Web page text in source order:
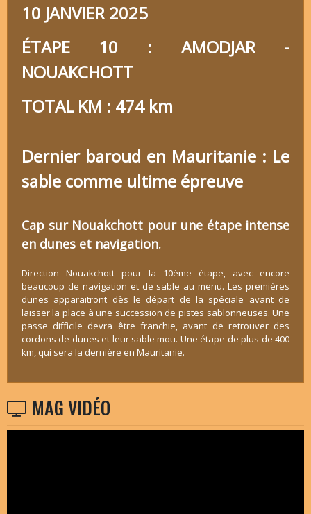
10 JANVIER 2025
ÉTAPE 10 : AMODJAR -
NOUAKCHOTT
TOTAL KM : 474 km
Dernier baroud en Mauritanie : Le
sable comme ultime épreuve
Cap sur Nouakchott pour une étape intense
en dunes et navigation.
Direction Nouakchott pour la 10ème étape, avec encore
beaucoup de navigation et de sable au menu. Les premières
dunes apparaitront dès le départ de la spéciale avant de
laisser la place à une succession de pistes sablonneuses. Une
passe difficile devra être franchie, avant de retrouver des
cordons de dunes et leur sable mou. Une étape de plus de 400
km, qui sera la dernière en Mauritanie.
MAG VIDÉO